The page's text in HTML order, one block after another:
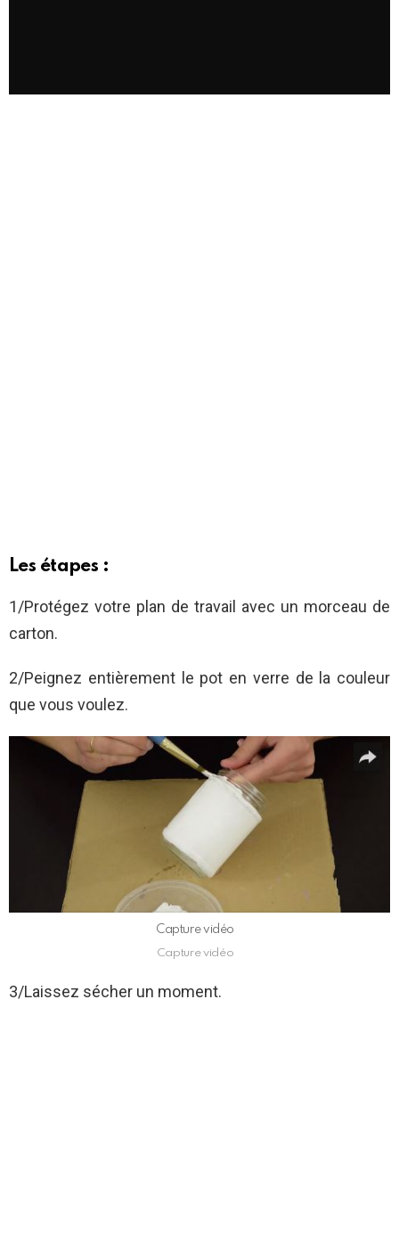
Les étapes :
1/Protégez votre plan de travail avec un morceau de
carton.
2/Peignez entièrement le pot en verre de la couleur
que vous voulez.
Capture vidéo
Capture vidéo
3/Laissez sécher un moment.